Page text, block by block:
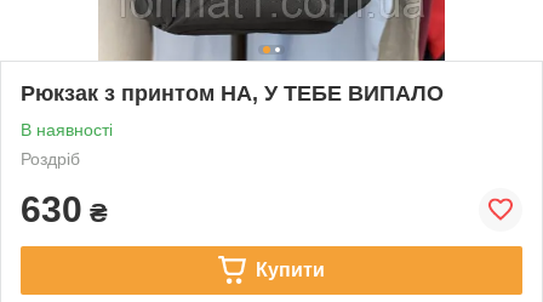
Рюкзак з принтом НА, У ТЕБЕ ВИПАЛО
В наявності
Роздріб
630 ₴
Купити